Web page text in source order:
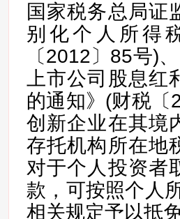
国家税务总局证
别化个人所得
〔2012〕85号)
上市公司股息
的通知》(财税〔
创新企业在其境
存托机构所在地
对于个人投资者
款，可按照个人
相关规定予以抵免